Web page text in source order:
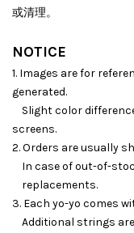
或清理。
NOTICE
1. Images are for
generated.
Slight color
screens.
2. Orders are usually
In case of out-of-
replacements.
3. Each yo-yo comes
Additional strings